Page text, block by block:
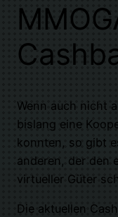
Wenn auch nicht
bislang eine
konnten, so gibt
anderen, der den
virtueller Güter
Die aktuellen